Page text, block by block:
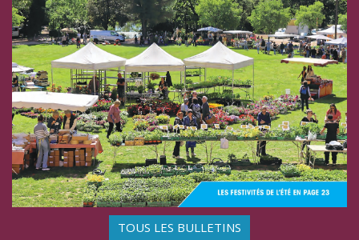
TOUS LES BULLETINS